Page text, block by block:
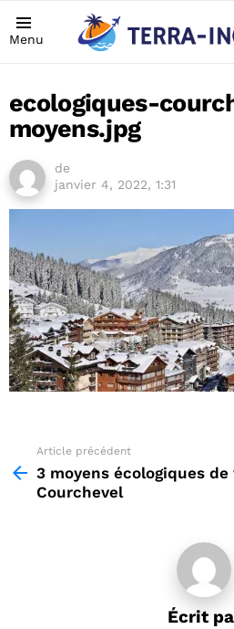
Menu
ecologiques-
moyens.jpg
de
janvier 4, 2022, 1:31
more
Article précédent
3 moyens écologiques
Courchevel
Écrit